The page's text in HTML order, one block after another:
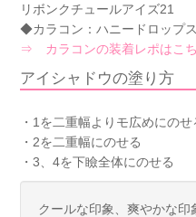
リボンクチュールアイズ21
◆カラコン：ハニードロップ
⇒ カラコンの装着レポはこ
アイシャドウの塗り方
・1を二重幅よりモ広めにのせ
・2を二重幅にのせる
・3、4を下瞼全体にのせる
クールな印象、爽やかな